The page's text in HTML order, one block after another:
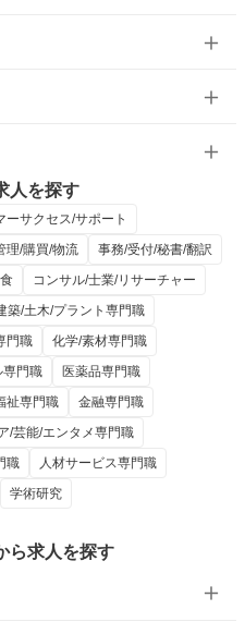
人を探す
サクセス/サポート
理/購買/物流
事務/受付/秘書/翻訳
コンサル/士業/リサーチャー
築/土木/プラント専門職
門職
化学/素材専門職
専門職
医薬品専門職
祉専門職
金融専門職
/芸能/エンタメ専門職
職
人材サービス専門職
学術研究
ら求人を探す